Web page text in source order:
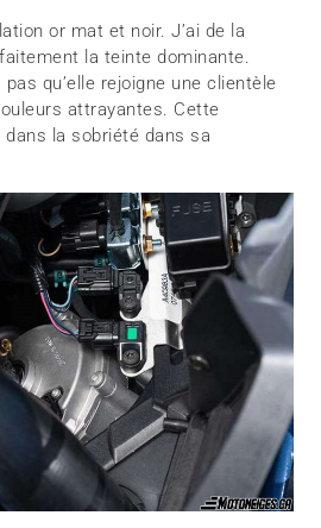
or mat et noir. J’ai de la
la teinte dominante.
qu’elle rejoigne une clientèle
attrayantes. Cette
la sobriété dans sa